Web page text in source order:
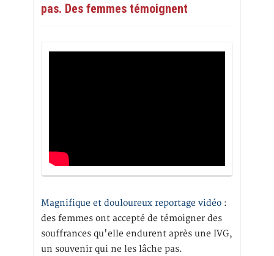
pas. Des femmes témoignent
Magnifique et douloureux reportage vidéo :
des femmes ont accepté de témoigner des
souffrances qu'elle endurent après une IVG,
un souvenir qui ne les lâche pas.